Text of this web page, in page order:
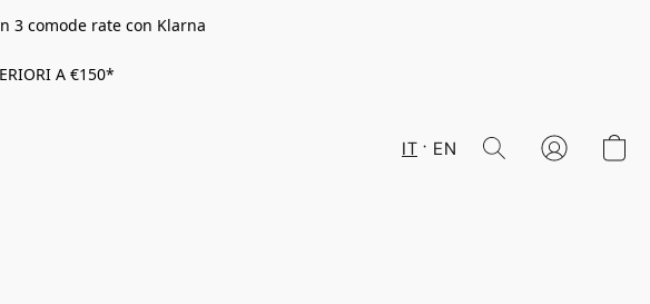
3 comode rate con Klarna
A €150*
IT EN